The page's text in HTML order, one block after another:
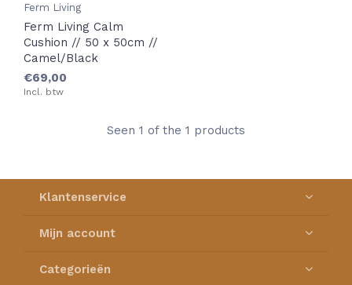
Ferm Living
Ferm Living Calm
Cushion // 50 x 50cm //
Camel/Black
€69,00
Incl. btw
Seen 1 of the 1 products
Klantenservice
Mijn account
Categorieën